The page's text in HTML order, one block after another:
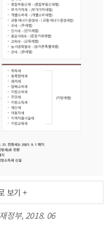
보기 +
정부, 2018. 06